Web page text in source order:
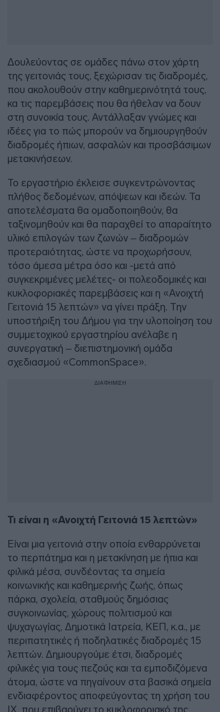
Δουλεύοντας σε ομάδες πάνω στον χάρτη
της γειτονιάς τους, ξεχώρισαν τις διαδρομές,
που ακολουθούν στην καθημερινότητά τους,
κα τις παρεμβάσεις που θα ήθελαν να δουν
στη συνοικία τους. Αντάλλαξαν γνώμες και
ιδέες για το πώς μπορούν να δημιουργηθούν
διαδρομές ήπιων, ασφαλών και προσβάσιμων
μετακινήσεων.
Το εργαστήριο έκλεισε συγκεντρώνοντας
πλήθος δεδομένων, απόψεων και ιδεών. Τα
αποτελέσματα θα ομαδοποιηθούν, θα
ταξινομηθούν και θα παραχθεί το απαραίτητο
υλικό επιλογών των ζωνών – διαδρομών
προτεραιότητας, ώστε να προχωρήσουν,
τόσο άμεσα μέτρα όσο και -μετά από
συγκεκριμένες μελέτες- οι πολεοδομικές και
κυκλοφοριακές παρεμβάσεις και η «Ανοιχτή
Γειτονιά 15 λεπτών» να γίνει πράξη. Την
υποστήριξη του Δήμου για την υλοποίηση του
συμμετοχικού εργαστηρίου ανέλαβε η
συνεργατική – διεπιστημονική ομάδα
σχεδιασμού «CommonSpace».
ΔΙΑΦΗΜΙΣΗ
Τι είναι η «Ανοιχτή Γειτονιά 15 λεπτών»
Είναι μια γειτονιά στην οποία ενθαρρύνεται
το περπάτημα και η μετακίνηση με ήπια και
φιλικά μέσα, συνδέοντας τα σημεία
κοινωνικής και καθημερινής ζωής, όπως
πάρκα, σχολεία, σταθμούς δημόσιας
συγκοινωνίας, χώρους πολιτισμού και
ψυχαγωγίας, Δημοτικά Ιατρεία, ΚΕΠ, κ.α., με
περιπατητικές ή ποδηλατικές διαδρομές 15
λεπτών. Δημιουργούμε έτσι, διαδρομές
φιλικές για τους πεζούς και τα εμποδιζόμενα
άτομα, ώστε να πηγαίνουν στα βασικά σημεία
ενδιαφέροντος αποφεύγοντας τη χρήση του
ΙΧ, που επιβαρύνει το κυκλοφοριακό της